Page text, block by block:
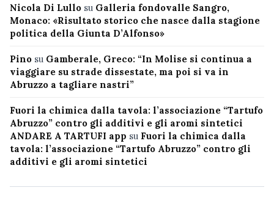
Nicola Di Lullo su Galleria fondovalle Sangro,
Monaco: «Risultato storico che nasce dalla stagione
politica della Giunta D’Alfonso»
Pino su Gamberale, Greco: “In Molise si continua a
viaggiare su strade dissestate, ma poi si va in
Abruzzo a tagliare nastri”
Fuori la chimica dalla tavola: l’associazione “Tartufo
Abruzzo” contro gli additivi e gli aromi sintetici
ANDARE A TARTUFI app su Fuori la chimica dalla
tavola: l’associazione “Tartufo Abruzzo” contro gli
additivi e gli aromi sintetici